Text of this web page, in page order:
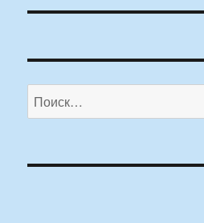
Искать: